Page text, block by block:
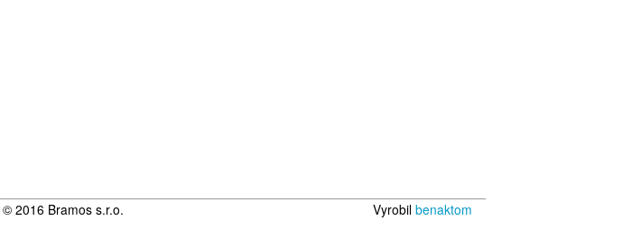
2016 Bramos s.r.o. Vyrobil benaktom